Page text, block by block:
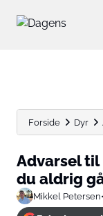
Forside Dyr
Advarsel til
du aldrig
Mikkel Petersen•